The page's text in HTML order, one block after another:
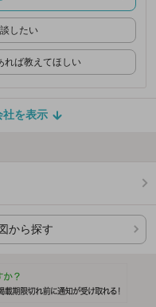
したい
れば教えてほしい
社を表示
から探す